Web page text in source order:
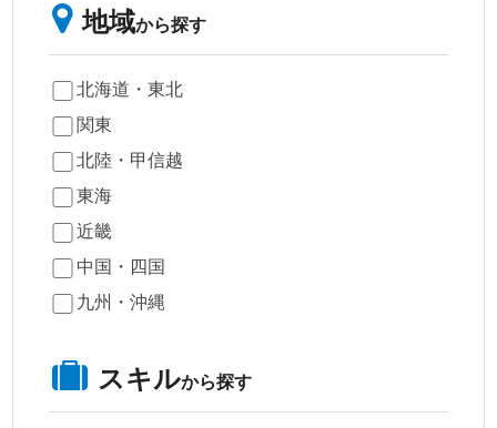
地域から探す
北海道・東北
関東
北陸・甲信越
東海
近畿
中国・四国
九州・沖縄
スキルから探す